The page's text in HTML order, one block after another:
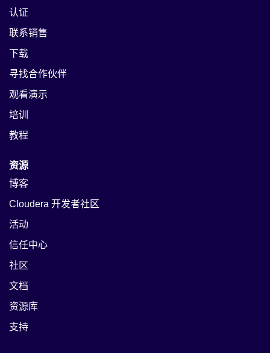
认证
联系销售
下载
寻找合作伙伴
观看演示
培训
教程
资源
博客
Cloudera 开发者社区
活动
信任中心
社区
文档
资源库
支持